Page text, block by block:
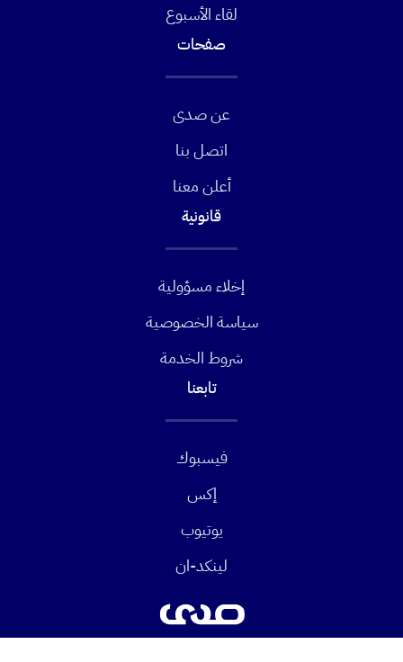
لقاء الأسبوع
صفحات
عن صدى
اتصل بنا
أعلن معنا
قانونية
إخلاء مسؤولية
سياسة الخصوصية
شروط الخدمة
تابعنا
فيسبوك
إكس
يوتيوب
لينكد-ان